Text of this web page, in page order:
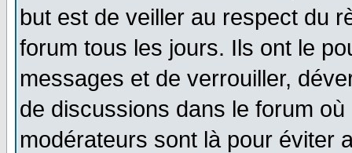
but est de veiller au respect du
forum tous les jours. Ils ont le
messages et de verrouiller,
de discussions dans le forum
modérateurs sont là pour éviter